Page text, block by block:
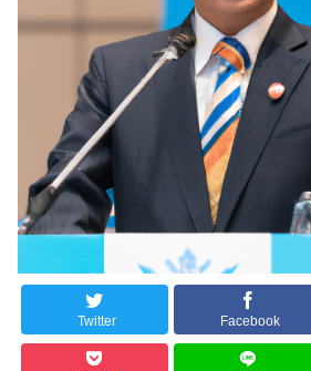
Twitter Facebook